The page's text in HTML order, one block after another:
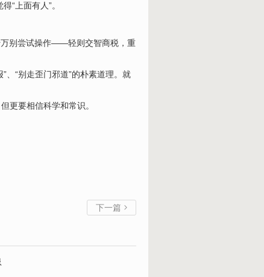
“上面有人”。
万别尝试操作——轻则交智商税，重
、“别走歪门邪道”的朴素道理。就
更要相信科学和常识。
下一篇 